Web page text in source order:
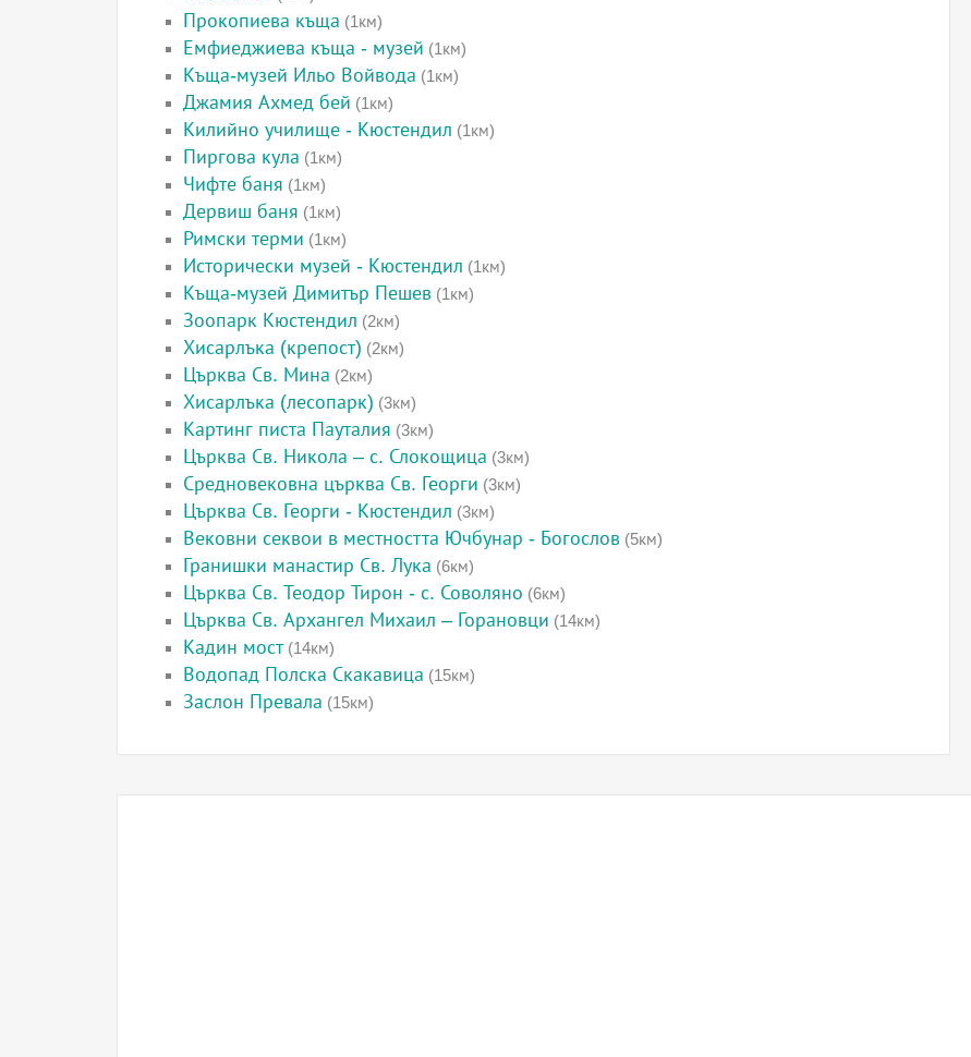
Прокопиева къща (1км)
Емфиеджиева къща - музей (1км)
Къща-музей Ильо Войвода (1км)
Джамия Ахмед бей (1км)
Килийно училище - Кюстендил (1км)
Пиргова кула (1км)
Чифте баня (1км)
Дервиш баня (1км)
Римски терми (1км)
Исторически музей - Кюстендил (1км)
Къща-музей Димитър Пешев (1км)
Зоопарк Кюстендил (2км)
Хисарлъка (крепост) (2км)
Църква Св. Мина (2км)
Хисарлъка (лесопарк) (3км)
Картинг писта Пауталия (3км)
Църква Св. Никола – с. Слокощица (3км)
Средновековна църква Св. Георги (3км)
Църква Св. Георги - Кюстендил (3км)
Вековни секвои в местността Ючбунар - Богослов (5км)
Гранишки манастир Св. Лука (6км)
Църква Св. Теодор Тирон - с. Соволяно (6км)
Църква Св. Архангел Михаил – Горановци (14км)
Кадин мост(14км)
Водопад Полска Скакавица (15км)
Заслон Превала (15км)